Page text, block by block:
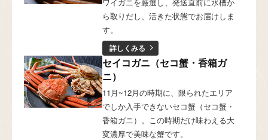
ら取りだし、活きた状態でお届けしま
す。
詳しくみる
セイコガニ（セコ蟹・香箱ガ
ニ）
11月~12月の時期に、限られたエリア
でしか入手できないセコ蟹（セコ蟹・
香箱ガニ）。この時期だけ味わえる大
変濃厚で美味な蟹です。